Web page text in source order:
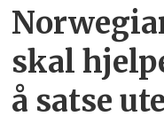
skal
å satse